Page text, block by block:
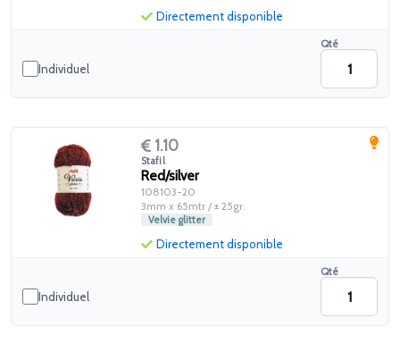
Individuel
Qté
Directement disponible
1.10
Stafil
Red/silver
108103-20
3mm x 65mtr / ± 25gr.
Velvie glitter
Individuel
Qté
Directement disponible